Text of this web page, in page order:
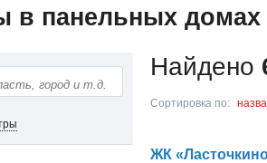
в панельных домах
Найдено
Сортировка по:
ЖК